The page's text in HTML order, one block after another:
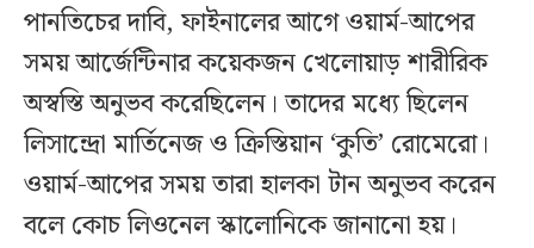
পানতিচের দাবি, ফাইনালের আগে ওয়ার্ম-আপের
সময় আর্জেন্টিনার কয়েকজন খেলোয়াড় শারীরিক
অস্বস্তি অনুভব করেছিলেন। তাদের মধ্যে ছিলেন
লিসান্দ্রো মার্তিনেজ ও ক্রিস্তিয়ান ‘কুতি’ রোমেরো।
ওয়ার্ম-আপের সময় তারা হালকা টান অনুভব করেন
বলে কোচ লিওনেল স্কালোনিকে জানানো হয়।